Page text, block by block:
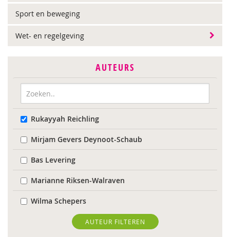
Sport en beweging
Wet- en regelgeving
AUTEURS
Rukayyah Reichling
Mirjam Gevers Deynoot-Schaub
Bas Levering
Marianne Riksen-Walraven
Wilma Schepers
AUTEUR FILTEREN